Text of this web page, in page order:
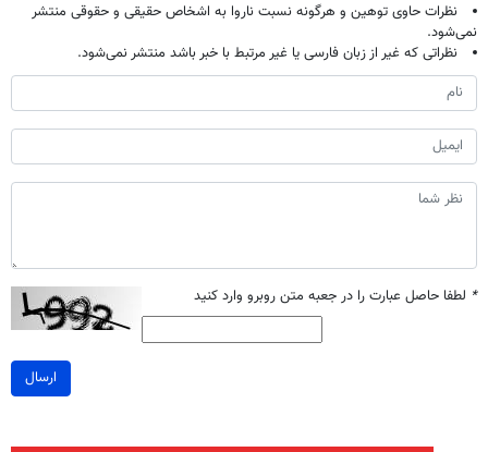
نظرات حاوی توهین و هرگونه نسبت ناروا به اشخاص حقیقی و حقوقی منتشر
نمی‌شود.
نظراتی که غیر از زبان فارسی یا غیر مرتبط با خبر باشد منتشر نمی‌شود.
* لطفا حاصل عبارت را در جعبه متن روبرو وارد کنید
ارسال